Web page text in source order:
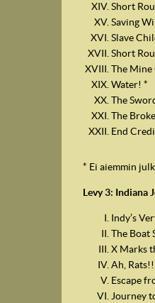
Short
Saving
Slave
Short
The Mine
Water! *
The
The
End
* Ei aiemmin
Levy 3: Indiana
Indy’s
The Boat
X Marks
Ah,
Escape
Journey